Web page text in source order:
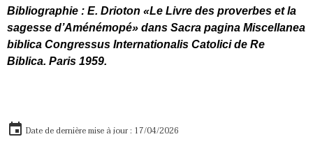
Bibliographie : E. Drioton «Le Livre des proverbes et la
sagesse d’Aménémopé» dans Sacra pagina Miscellanea
biblica Congressus Internationalis Catolici de Re
Biblica. Paris 1959.
Date de dernière mise à jour : 17/04/2026